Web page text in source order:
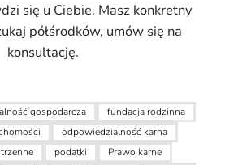
się u Ciebie. Masz konkretny
półśrodków, umów się na
konsultację.
gospodarcza
fundacja rodzinna
odpowiedzialność karna
podatki
Prawo karne